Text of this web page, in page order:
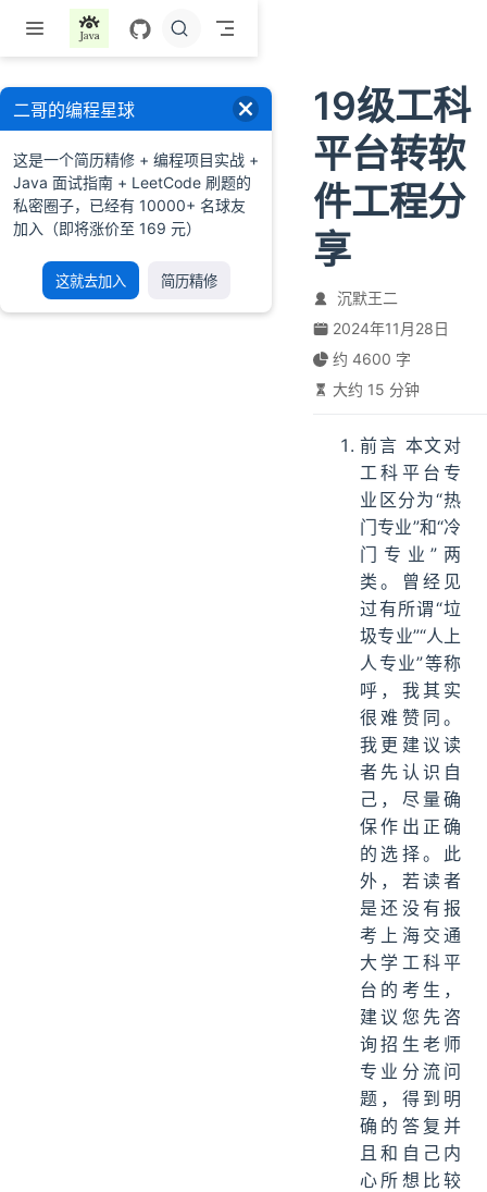
跳至主要內容
19级工科
平台转软
件工程分
享
沉默王二
2024年11月28日
约 4600 字
大约 15 分钟
前言 本文对
工科平台专
业区分为“热
门专业”和“冷
门专业”两
类。曾经见
过有所谓“垃
圾专业”“人上
人专业”等称
呼，我其实
很难赞同。
我更建议读
者先认识自
己，尽量确
保作出正确
的选择。此
外，若读者
是还没有报
考上海交通
大学工科平
台的考生，
建议您先咨
询招生老师
专业分流问
题，得到明
确的答复并
且和自己内
心所想比较
二哥的编程星球
这是一个简历精修 + 编程项目实战 +
Java 面试指南 + LeetCode 刷题的
私密圈子，已经有 10000+ 名球友
加入（即将涨价至 169 元）
这就去加入 简历精修